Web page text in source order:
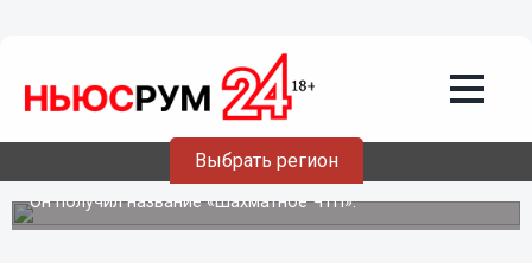
Выбрать регион
19.04.202412:09
билайн запатентовал новый метод
Он получил название «Шахматное ЧТП».